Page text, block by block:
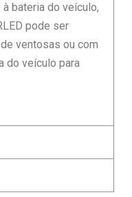
bateria do veículo,
pode ser
ventosas ou com
do veículo para